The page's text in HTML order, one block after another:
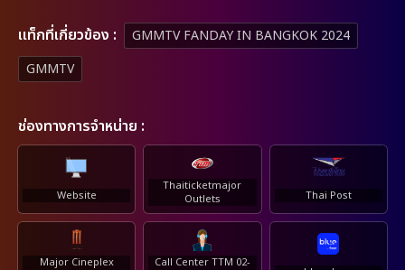
เเท็กที่เกี่ยวข้อง :
GMMTV FANDAY IN BANGKOK 2024
GMMTV
ช่องทางการจำหน่าย :
Website
Thaiticketmajor
Outlets
Thai Post
Major Cineplex
Call Center TTM 02-